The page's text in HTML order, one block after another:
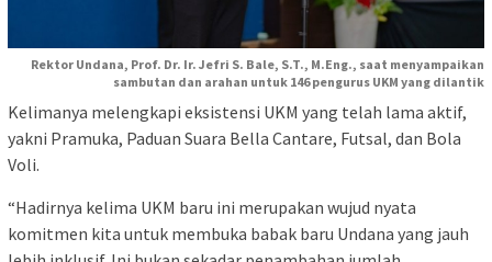
Rektor Undana, Prof. Dr. Ir. Jefri S. Bale, S.T., M.Eng., saat menyampaikan
sambutan dan arahan untuk 146 pengurus UKM yang dilantik
Kelimanya melengkapi eksistensi UKM yang telah lama aktif,
yakni Pramuka, Paduan Suara Bella Cantare, Futsal, dan Bola
Voli.
“Hadirnya kelima UKM baru ini merupakan wujud nyata
komitmen kita untuk membuka babak baru Undana yang jauh